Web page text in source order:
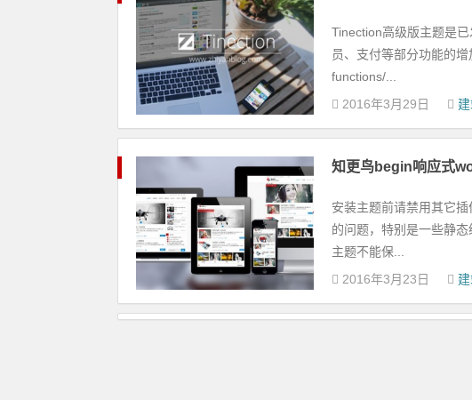
Tinection高级版主题是
员、支付等部分功能的
functions/...
2016年3月29日
知更鸟begin响应式
安装主题前请禁用其它
的问题，特别是一些静
主题不能保...
2016年3月23日